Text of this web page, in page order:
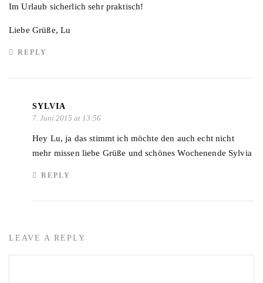
Im Urlaub sicherlich sehr praktisch!
Liebe Grüße, Lu
REPLY
SYLVIA
7. Juni 2015 at 13:56
Hey Lu, ja das stimmt ich möchte den auch echt nicht
mehr missen liebe Grüße und schönes Wochenende Sylvia
REPLY
LEAVE A REPLY